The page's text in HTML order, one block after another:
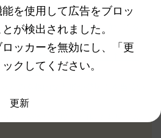
】こだわりめがねは誰に持たせる
ャンが居るらしい
を使用して広告をブロッ
が検出されました。
ッカーを無効にし、「更
クしてください。
更新